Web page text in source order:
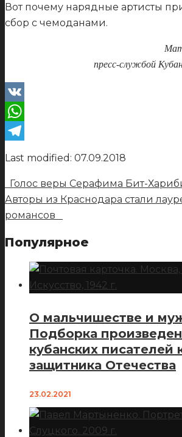
Вот почему нарядные артисты
сбор с чемоданами.
пресс-службой
VK
WhatsApp
Last modified: 07.09.2018
Голос веры Серафима Бит-
Авторы из Краснодара стали
романсов
Популярное
О мальчишестве и
Подборка
кубанских писателей
защитника Отечества
23.02.2021